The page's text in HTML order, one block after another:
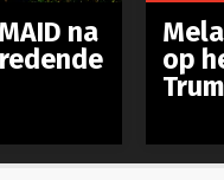
na
op